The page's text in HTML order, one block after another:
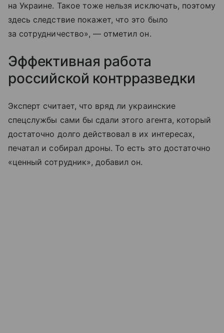
на Украине. Такое тоже нельзя исключать, поэтому
здесь следствие покажет, что это было
за сотрудничество», — отметил он.
Эффективная работа
российской контрразведки
Эксперт считает, что вряд ли украинские
спецслужбы сами бы сдали этого агента, который
достаточно долго действовал в их интересах,
печатал и собирал дроны. То есть это достаточно
«ценный сотрудник», добавил он.